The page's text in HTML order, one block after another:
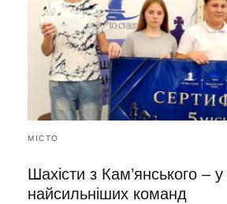
МІСТО
Шахісти з Кам’янського – у
найсильніших команд